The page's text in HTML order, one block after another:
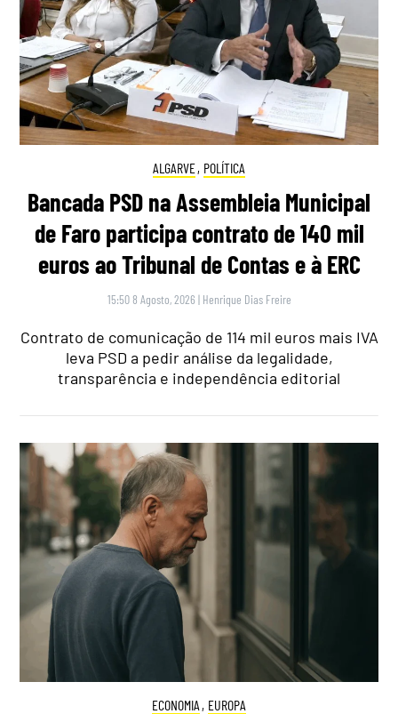
ALGARVE, POLÍTICA
Bancada PSD na Assembleia Municipal
de Faro participa contrato de 140 mil
euros ao Tribunal de Contas e à ERC
15:50 8 Agosto, 2026 | Henrique Dias Freire
Contrato de comunicação de 114 mil euros mais IVA
leva PSD a pedir análise da legalidade,
transparência e independência editorial
ECONOMIA , EUROPA